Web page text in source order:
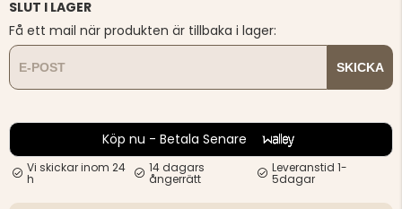
SLUT I LAGER
Få ett mail när produkten är tillbaka i lager:
SKICKA
Köp nu - Betala Senare
Vi skickar inom 24
h
14 dagars
ångerrätt
Leveranstid 1-
5dagar